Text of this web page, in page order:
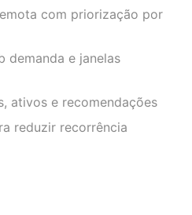
com priorização por
demanda e janelas
ativos e recomendações
reduzir recorrência